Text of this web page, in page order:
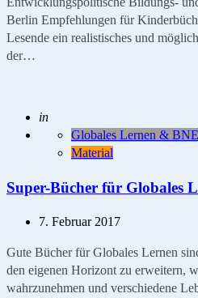
Berlin Empfehlungen für
Lesende ein realistisches und
der…
Geschrieben
in
Globales Lernen & BNE
Material
Super-Bücher für Globales
7. Februar 2017
Gute Bücher für Globales Lernen
den eigenen Horizont zu erweitern,
wahrzunehmen und verschiedene